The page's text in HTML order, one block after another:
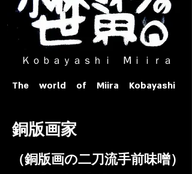
ｏｂａｙａｓｈｉ Ⅿｉｉｒａ​
The world of Miira Kobayashi
​銅版画家
​（銅版画の二刀流手前味噌）